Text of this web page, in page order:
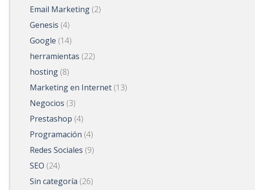
Email Marketing (2)
Genesis (4)
Google (14)
herramientas (22)
hosting (8)
Marketing en Internet (13)
Negocios (3)
Prestashop (4)
Programación (4)
Redes Sociales (9)
SEO (24)
Sin categoría (26)